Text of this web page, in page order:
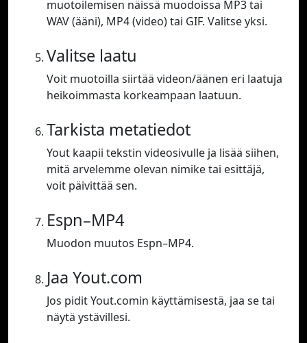
muotoilemisen näissä muodoissa MP3 tai
WAV (ääni), MP4 (video) tai GIF. Valitse yksi.
Valitse laatu
Voit muotoilla siirtää videon/äänen eri laatuja
heikoimmasta korkeampaan laatuun.
Tarkista metatiedot
Yout kaapii tekstin videosivulle ja lisää siihen,
mitä arvelemme olevan nimike tai esittäjä,
voit päivittää sen.
Espn–MP4
Muodon muutos Espn–MP4.
Jaa Yout.com
Jos pidit Yout.comin käyttämisestä, jaa se tai
näytä ystävillesi.